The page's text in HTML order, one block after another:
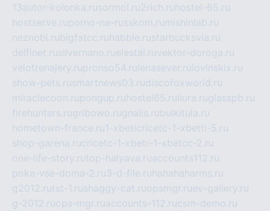
13autor-kolonka.rusormol.ru2rich.ru hostel-65.ru
hostserve.ruporno-na-russkom.ru mishinlab.ru
neznobi.rubigfatcc.ru habble.rustarbucksvia.ru
delfinet.rusilvernano.ruelestal.ruvektor-doroga.ru
velotrenajery.rupronso54.ru lenasever.ru lovinskix.ru
show-pets.rusmartnews03.rudiscofoxworld.ru
miraclecoon.rupongup.ru hostel65.ru liura.ruglasspb.ru
firehunters.rugribowo.rugnalis.rubulkitula.ru
hometown-france.ru1-xbeticricetc-1-xbetti-5.ru
shop-garena.rucricetc-1-xbetr-1-xbetcc-2.ru
one-life-story.rutop-halyava.ruaccounts112.ru
poka-vse-doma-2.ru3-d-file.ru hahahaharms.ru
g2012.rutst-1.rushaggy-cat.ruopsmgr.ruev-gallery.ru
g-2012.ruops-mgr.ruaccounts-112.rucsm-demo.ru